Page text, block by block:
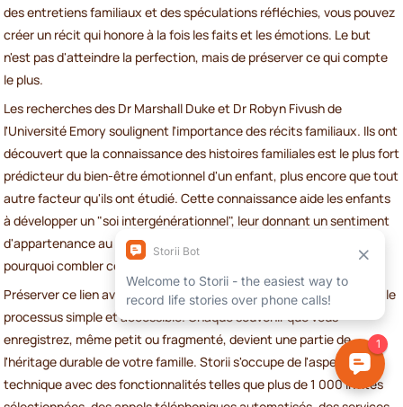
des entretiens familiaux et des spéculations réfléchies, vous pouvez
créer un récit qui honore à la fois les faits et les émotions. Le but
n'est pas d'atteindre la perfection, mais de préserver ce qui compte
le plus.
Les recherches des Dr Marshall Duke et Dr Robyn Fivush de
l'Université Emory soulignent l'importance des récits familiaux. Ils ont
découvert que la connaissance des histoires familiales est le plus fort
prédicteur du bien-être émotionnel d'un enfant, plus encore que tout
autre facteur qu'ils ont étudié. Cette connaissance aide les enfants
à développer un "soi intergénérationnel", leur donnant un sentiment
d'appartenance au sein d'une histoire plus vaste et durable. C'est
pourquoi combler ces lacunes est si impactant.
Préserver ce lien avec nos racines nécessite des outils qui rendent le
processus simple et accessible. Chaque souvenir que vous
enregistrez, même petit ou fragmenté, devient une partie de
l'héritage durable de votre famille. Storii s'occupe de l'aspect
technique avec des fonctionnalités telles que plus de 1 000 invites